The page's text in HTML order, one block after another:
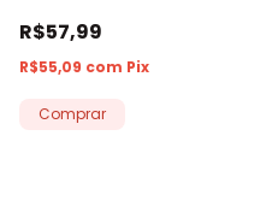
R$57,99
R$55,09 com Pix